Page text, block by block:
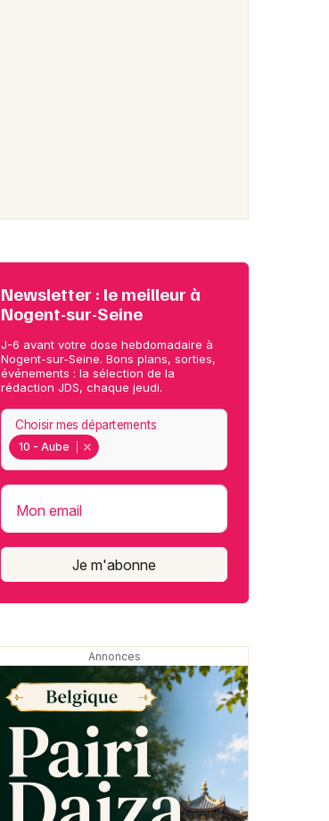
Newsletter : le meilleur à
Nogent-sur-Seine
J-6 avant votre dose hebdomadaire à
Nogent-sur-Seine. Bons plans, sorties,
événements : la sélection de la
rédaction JDS, chaque jeudi.
10 - Aube
Choisir mes départements
Mon email
Je m'abonne